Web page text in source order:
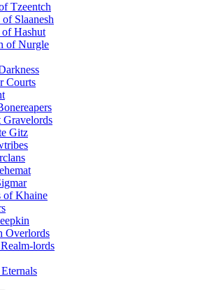
Tzeentch
Slaanesh
Hashut
of Nurgle
Courts
Gravelords
Gitz
of Khaine
Overlords
lords